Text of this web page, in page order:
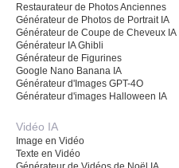
Restaurateur de Photos Anciennes
Générateur de Photos de Portrait IA
Générateur de Coupe de Cheveux IA
Générateur IA Ghibli
Générateur de Figurines
Google Nano Banana IA
Générateur d'Images GPT-4O
Générateur d'images Halloween IA
Vidéo IA
Image en Vidéo
Texte en Vidéo